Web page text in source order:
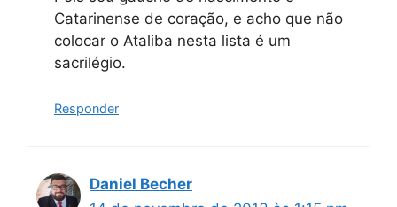
Catarinense de coração, e acho que não
colocar o Ataliba nesta lista é um
sacrilégio.
Responder
Daniel Becher